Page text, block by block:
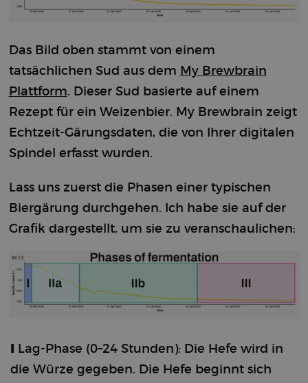
Das Bild oben stammt von einem
tatsächlichen Sud aus dem My Brewbrain
Plattform. Dieser Sud basierte auf einem
Rezept für ein Weizenbier. My Brewbrain zeigt
Echtzeit-Gärungsdaten, die von Ihrer digitalen
Spindel erfasst wurden.
Lass uns zuerst die Phasen einer typischen
Biergärung durchgehen. Ich habe sie auf der
Grafik dargestellt, um sie zu veranschaulichen:
I Lag-Phase (0–24 Stunden): Die Hefe wird in
die Würze gegeben. Die Hefe beginnt sich